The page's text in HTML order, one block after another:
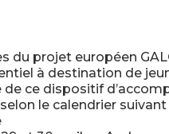
du projet européen
à destination de
ce dispositif
le calendrier suivant